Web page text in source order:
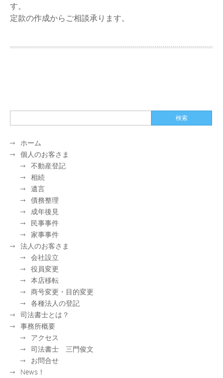
す。
定款の作成からご相談承ります。
ホーム
個人のお客さま
不動産登記
相続
遺言
債務整理
成年後見
民事事件
家事事件
法人のお客さま
会社設立
役員変更
本店移転
商号変更・目的変更
各種法人の登記
司法書士とは？
事務所概要
アクセス
司法書士 三門俊文
お問合せ
News！